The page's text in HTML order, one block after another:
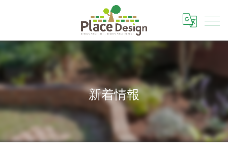
新着情報